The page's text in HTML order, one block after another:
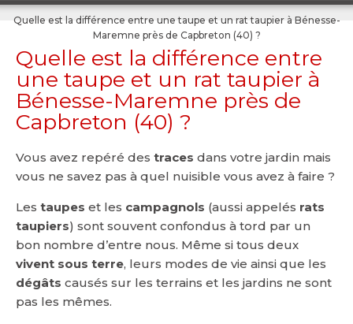
Quelle est la différence entre une taupe et un rat taupier à Bénesse-
Maremne près de Capbreton (40) ?
Quelle est la différence entre
une taupe et un rat taupier à
Bénesse-Maremne près de
Capbreton (40) ?
Vous avez repéré des traces dans votre jardin mais
vous ne savez pas à quel nuisible vous avez à faire ?
Les taupes et les campagnols (aussi appelés rats
taupiers) sont souvent confondus à tord par un
bon nombre d’entre nous. Même si tous deux
vivent sous terre, leurs modes de vie ainsi que les
dégâts causés sur les terrains et les jardins ne sont
pas les mêmes.